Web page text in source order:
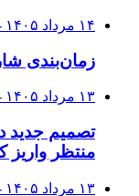
۱۴ مرداد ۱۴۰۵ - ۱۸:۲۰
زمان‌بندی
۱۳ مرداد ۱۴۰۵ - ۹:۱۶
تصمیم جدید
منتظر واریز
۱۳ مرداد ۱۴۰۵ - ۸:۴۸